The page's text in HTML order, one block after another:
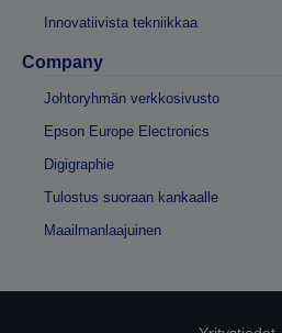
Innovatiivista tekniikkaa
Company
Johtoryhmän verkkosivusto
Epson Europe Electronics
Digigraphie
Tulostus suoraan kankaalle
Maailmanlaajuinen